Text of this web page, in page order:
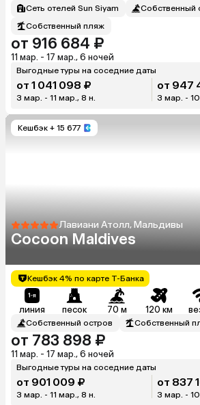
Сеть отелей Sun Siyam
Собственный
Собственный пляж
от 916 684 ₽
11 мар. - 17 мар., 6 ночей
Выгодные туры на соседние даты
от 1 041 098 ₽
3 мар. - 11 мар., 8 н.
от 947
3 мар. -
Кешбэк + 15 677
Лавиани Атолл, Мальдивы
Cocoon Maldives
Кешбэк 4% по карте Т-Банка
линия песок 70 м 120 км
Собственный остров Собственный
от 783 898 ₽
11 мар. - 17 мар., 6 ночей
Выгодные туры на соседние даты
от 901 009 ₽
3 мар. - 11 мар., 8 н.
от 837
3 мар. -